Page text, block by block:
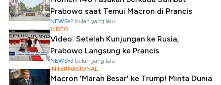
Prabowo saat Temui Macron di Prancis
NEWS 2 bulan yang lalu
VIDEO
Video: Setelah Kunjungan ke Rusia,
Prabowo Langsung ke Prancis
NEWS 3 bulan yang lalu
INTERNASIONAL
Macron 'Marah Besar' ke Trump! Minta Dunia